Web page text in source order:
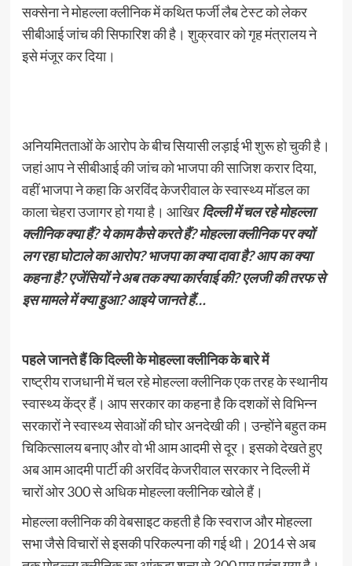
सक्सेना ने मोहल्ला क्लीनिक में कथित फर्जी लैब टेस्ट को लेकर
सीबीआई जांच की सिफारिश की है। शुक्रवार को गृह मंत्रालय ने
इसे मंजूर कर दिया।
अनियमितताओं के आरोप के बीच सियासी लड़ाई भी शुरू हो चुकी है।
जहां आप ने सीबीआई की जांच को भाजपा की साजिश करार दिया,
वहीं भाजपा ने कहा कि अरविंद केजरीवाल के स्वास्थ्य मॉडल का
काला चेहरा उजागर हो गया है। आखिरदिल्ली में चल रहे मोहल्ला
क्लीनिक क्या हैं? ये काम कैसे करते हैं? मोहल्ला क्लीनिक पर क्यों
लग रहा घोटाले का आरोप? भाजपा का क्या दावा है? आप का क्या
कहना है? एजेंसियों ने अब तक क्या कार्रवाई की? एलजी की तरफ से
इस मामले में क्या हुआ? आइये जानते हैं…
पहले जानते हैं कि दिल्ली के मोहल्ला क्लीनिक के बारे में
राष्ट्रीय राजधानी में चल रहे मोहल्ला क्लीनिक एक तरह के स्थानीय
स्वास्थ्य केंद्र हैं। आप सरकार का कहना है कि दशकों से विभिन्न
सरकारों ने स्वास्थ्य सेवाओं की घोर अनदेखी की। उन्होंने बहुत कम
चिकित्सालय बनाए और वो भी आम आदमी से दूर। इसको देखते हुए
अब आम आदमी पार्टी की अरविंद केजरीवाल सरकार ने दिल्ली में
चारों ओर 300 से अधिक मोहल्ला क्लीनिक खोले हैं।
मोहल्ला क्लीनिक की वेबसाइट कहती है कि स्वराज और मोहल्ला
सभा जैसे विचारों से इसकी परिकल्पना की गई थी। 2014 से अब